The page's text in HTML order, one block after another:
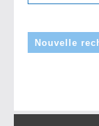
Nouvelle